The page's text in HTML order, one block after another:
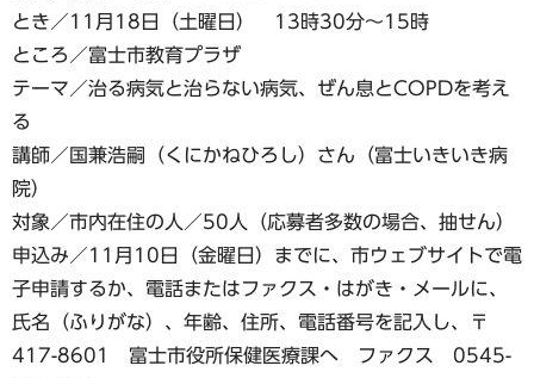
とき／11月18日（土曜日） 13時30分～15時
ところ／富士市教育プラザ
テーマ／治る病気と治らない病気、ぜん息とCOPDを考え
る
講師／国兼浩嗣（くにかねひろし）さん（富士いきいき病
院）
対象／市内在住の人／50人（応募者多数の場合、抽せん）
申込み／11月10日（金曜日）までに、市ウェブサイトで電
子申請するか、電話またはファクス・はがき・メールに、
氏名（ふりがな）、年齢、住所、電話番号を記入し、〒
417-8601 富士市役所保健医療課へ ファクス 0545-